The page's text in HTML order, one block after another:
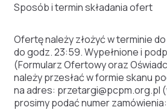
Sposób i termin składania ofert
Ofertę należy złożyć w terminie do
do godz. 23:59. Wypełnione i
(Formularz Ofertowy oraz
należy przesłać w formie skanu
na adres: przetargi@pcpm.org.pl
prosimy podać numer